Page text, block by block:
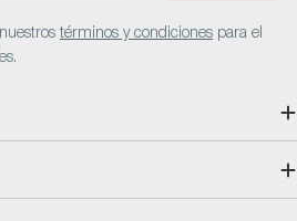
términos y condiciones para el